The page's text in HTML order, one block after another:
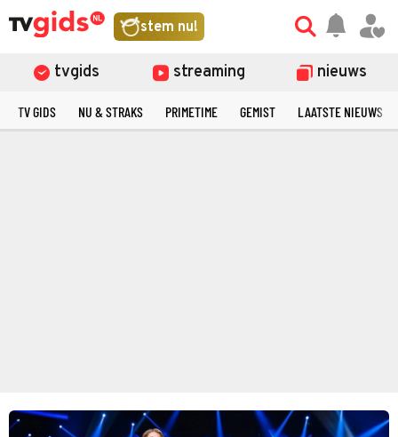
stem nu!
tvgids streaming nieuws
TV GIDS NU & STRAKS PRIMETIME GEMIST LAATSTE NIEUWS